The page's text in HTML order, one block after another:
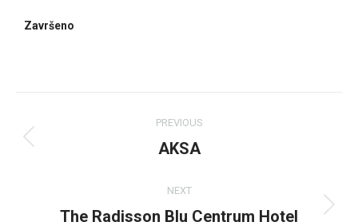
Završeno
PREVIOUS
AKSA
NEXT
The Radisson Blu Centrum Hotel